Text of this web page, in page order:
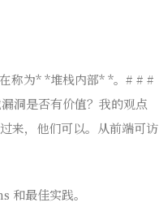
称为* *堆栈内部* *。# # #
洞是否有价值？我的观点
来，他们可以。从前端可访
最佳实践。